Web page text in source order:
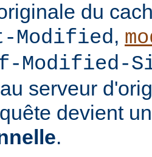
du
Modified,
Modified-
serveur
devient
.